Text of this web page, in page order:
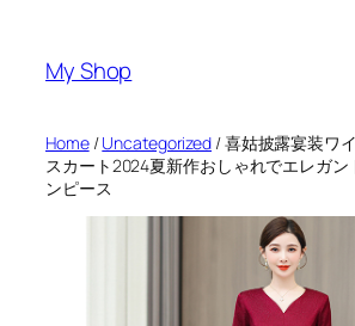
content
My Shop
Home/Uncategorized / 喜姑披露宴装ワ
スカート2024夏新作おしゃれでエレガン
ンピース